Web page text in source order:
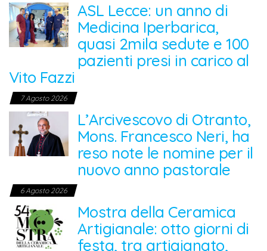
ASL Lecce: un anno di
Medicina Iperbarica,
quasi 2mila sedute e 100
pazienti presi in carico al
Vito Fazzi
7 Agosto 2026
L’Arcivescovo di Otranto,
Mons. Francesco Neri, ha
reso note le nomine per il
nuovo anno pastorale
6 Agosto 2026
Mostra della Ceramica
Artigianale: otto giorni di
festa, tra artigianato,